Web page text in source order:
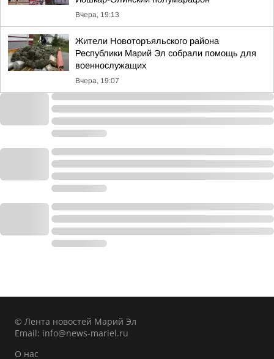
Вчера, 19:13
Жители Новоторъяльского района
Республики Марий Эл собрали помощь для
военнослужащих
Вчера, 19:07
© Лента новостей Марий Эл
Email: info@news-mariel.ru
О нас